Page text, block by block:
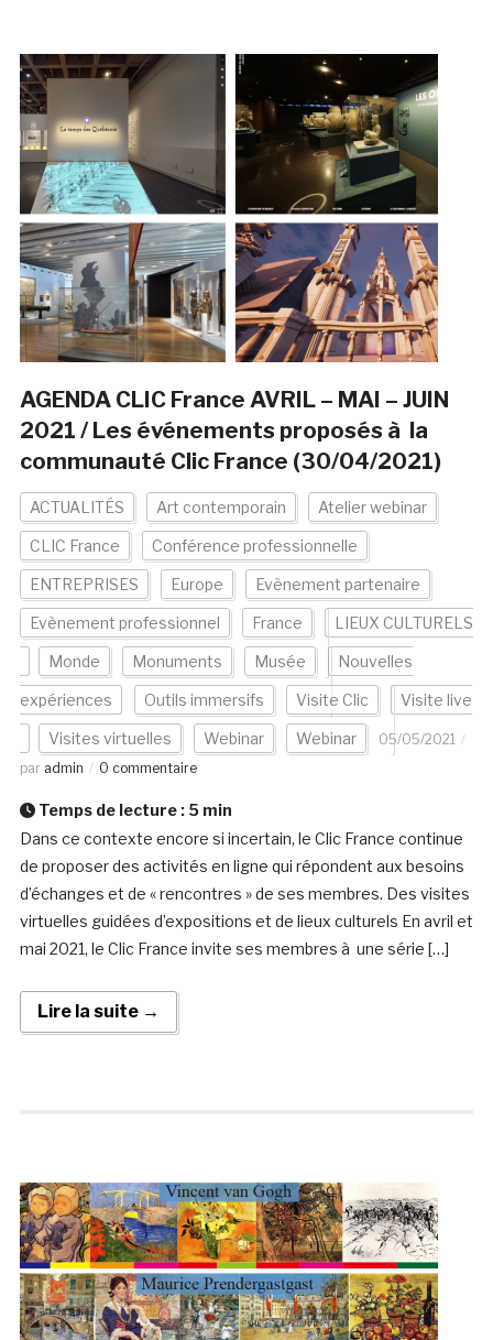
AGENDA CLIC France AVRIL – MAI – JUIN
2021 / Les événements proposés à la
communauté Clic France (30/04/2021)
ACTUALITÉS Art contemporain Atelier webinar
CLIC France Conférence professionnelle
ENTREPRISES Europe Evènement partenaire
Evènement professionnel France LIEUX CULTURELS
Monde Monuments Musée Nouvelles
expériences Outils immersifs Visite Clic Visite live
Visites virtuelles Webinar Webinar
05/05/2021
par admin 0 commentaire
Temps de lecture : 5 min
Dans ce contexte encore si incertain, le Clic France continue
de proposer des activités en ligne qui répondent aux besoins
d’échanges et de « rencontres » de ses membres. Des visites
virtuelles guidées d’expositions et de lieux culturels En avril et
mai 2021, le Clic France invite ses membres à une série […]
Lire la suite →